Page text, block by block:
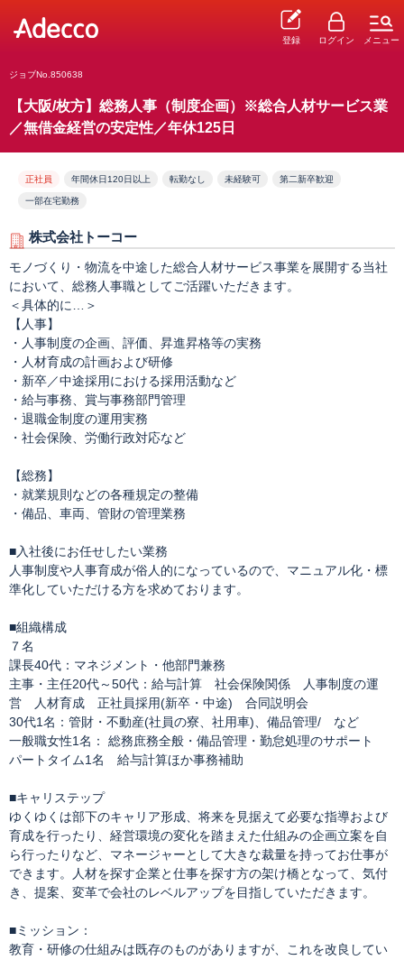
登録 ログイン メニュー
ジョブNo.850638
【大阪/枚方】総務人事（制度企画）※総合人材サービス業
／無借金経営の安定性／年休125日
正社員 年間休日120日以上 転勤なし 未経験可 第二新卒歓迎
一部在宅勤務
株式会社トーコー
モノづくり・物流を中途した総合人材サービス事業を展開する当社
において、総務人事職としてご活躍いただきます。
＜具体的に…＞
【人事】
・人事制度の企画、評価、昇進昇格等の実務
・人材育成の計画および研修
・新卒／中途採用における採用活動など
・給与事務、賞与事務部門管理
・退職金制度の運用実務
・社会保険、労働行政対応など
【総務】
・就業規則などの各種規定の整備
・備品、車両、管財の管理業務
■入社後にお任せしたい業務
人事制度や人事育成が俗人的になっているので、マニュアル化・標
準化していただける方を求めております。
■組織構成
７名
課長40代：マネジメント・他部門兼務
主事・主任20代～50代：給与計算 社会保険関係 人事制度の運
営 人材育成 正社員採用(新卒・中途) 合同説明会
30代1名：管財・不動産(社員の寮、社用車)、備品管理/ など
一般職女性1名： 総務庶務全般・備品管理・勤怠処理のサポート
パートタイム1名 給与計算ほか事務補助
■キャリステップ
ゆくゆくは部下のキャリア形成、将来を見据えて必要な指導および
育成を行ったり、経営環境の変化を踏まえた仕組みの企画立案を自
ら行ったりなど、マネージャーとして大きな裁量を持ってお仕事が
できます。人材を探す企業と仕事を探す方の架け橋となって、気付
き、提案、変革で会社のレベルアップを目指していただきます。
■ミッション：
教育・研修の仕組みは既存のものがありますが、これを改良してい